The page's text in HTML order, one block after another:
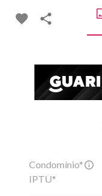
Condomínio*
IPTU*